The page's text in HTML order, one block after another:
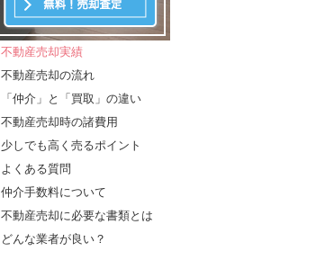
不動産売却実績
不動産売却の流れ
「仲介」と「買取」の違い
不動産売却時の諸費用
少しでも高く売るポイント
よくある質問
仲介手数料について
不動産売却に必要な書類とは
どんな業者が良い？